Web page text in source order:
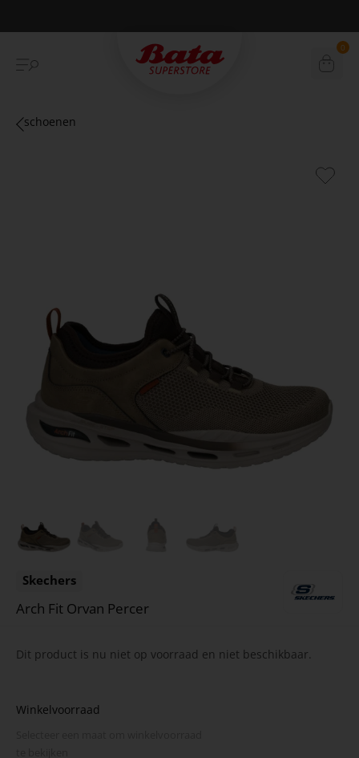
Betaal achteraf met Klarna 0
schoenen
Skechers
Arch Fit Orvan Percer
Dit product is nu niet op voorraad en niet beschikbaar.
Winkelvoorraad